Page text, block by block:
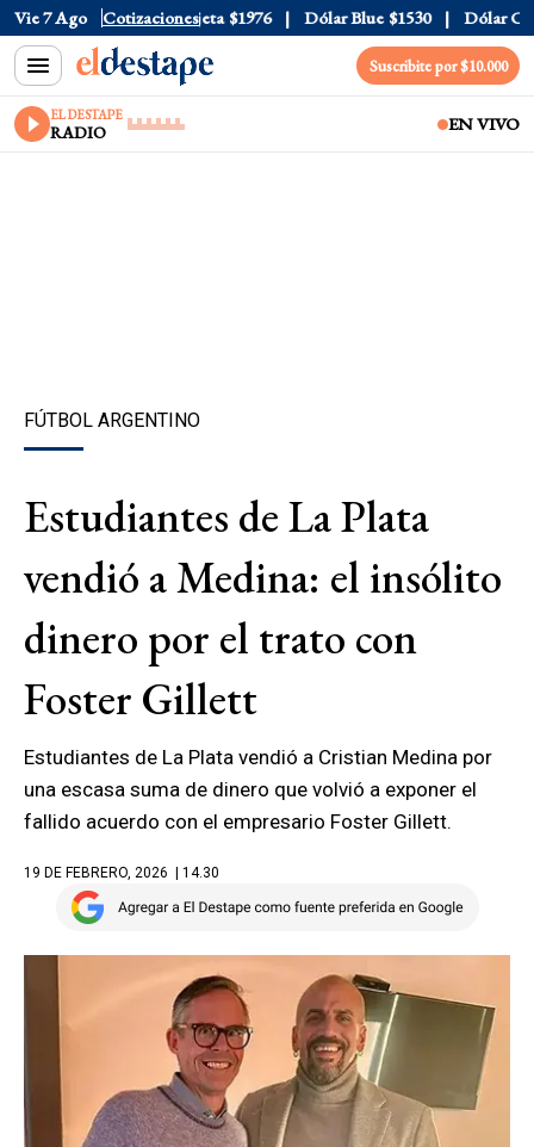
Vie 7 Ago Cotizaciones
$1520 Dólar Tarjeta $1976 Dólar Blue $1530 Dólar CCL
Suscribite por $10.000
EL DESTAPE
RADIO EN VIVO
FÚTBOL ARGENTINO
Estudiantes de La Plata
vendió a Medina: el insólito
dinero por el trato con
Foster Gillett
Estudiantes de La Plata vendió a Cristian Medina por
una escasa suma de dinero que volvió a exponer el
fallido acuerdo con el empresario Foster Gillett.
19 DE FEBRERO, 2026 | 14.30